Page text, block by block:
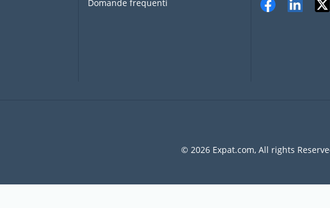
Domande frequenti
© 2026 Expat.com, All rights